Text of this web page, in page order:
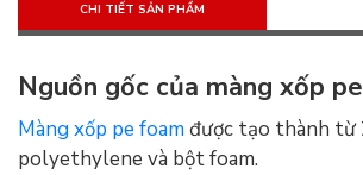
CHI TIẾT SẢN PHẨM
Nguồn gốc của màng xốp
Màng xốp pe foamđược tạo thành từ
polyethylene và bột foam.